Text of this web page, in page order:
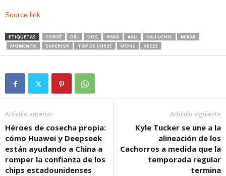
Source link
ETIQUETAS CORSÉ DEL DOS HARÁ KALI KALI UCHIS
MIRAR
MOMENTO
SUPERIOR TOP DE CORSÉ UCHIS VECES
Artículo anterior
Héroes de cosecha propia:
cómo Huawei y Deepseek
están ayudando a China a
romper la confianza de los
chips estadounidenses
Artículo siguiente
Kyle Tucker se une a la
alineación de los
Cachorros a medida que la
temporada regular
termina